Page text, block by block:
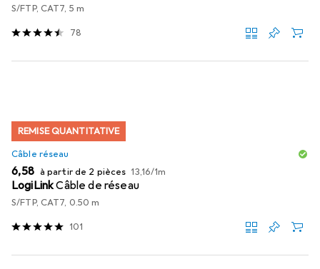
S/FTP, CAT7, 5 m
78
REMISE QUANTITATIVE
Câble réseau
EUR
6,58 à partir de 2 pièces EUR
13,16/1m
LogiLinkCâble de réseau
S/FTP, CAT7, 0.50 m
101